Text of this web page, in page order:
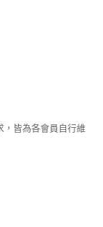
，皆為各會員自行維